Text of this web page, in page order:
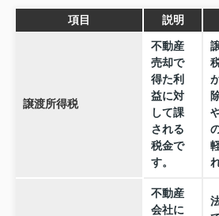
項目 説明
譲渡所得税
不動産
売却で
得た利
益に対
して課
される
税金で
す。
不動産
会社に